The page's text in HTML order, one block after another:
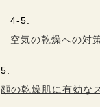
空気の乾燥への対
顔の乾燥肌に有効な